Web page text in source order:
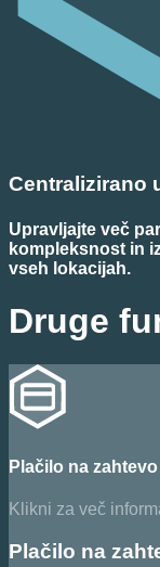
Centralizirano
Upravljajte več
kompleksnost in
vseh lokacijah.
Druge
Plačilo na zahtevo
Klikni za več
Plačilo na